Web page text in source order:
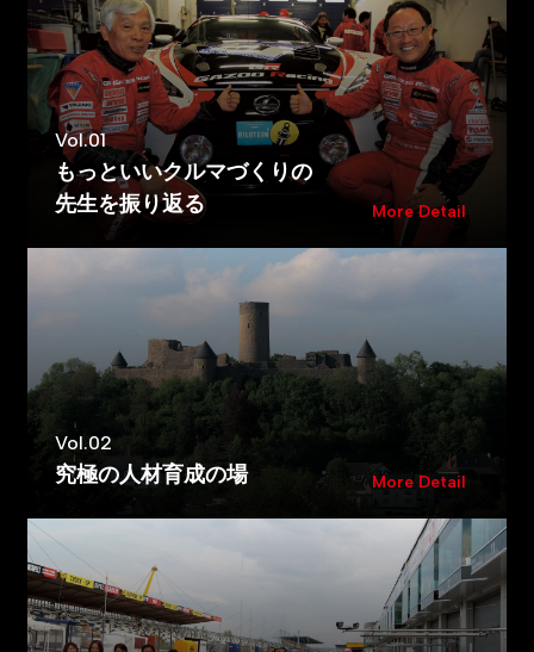
Vol.01
もっといいクルマづくりの
先生を振り返る
More Detail
Vol.02
究極の人材育成の場 More Detail